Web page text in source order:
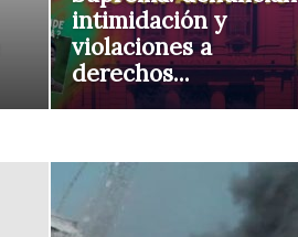
intimidación y
violaciones a
derechos...